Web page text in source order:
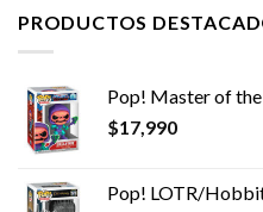
era:
PRODUCTOS
Pop! Master of
$17,990
Pop! LOTR/